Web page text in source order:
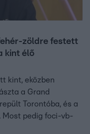
zöldre festett
kint élő
kint, eközben
a Grand
Torontóba, és a
Most pedig foci-vb-